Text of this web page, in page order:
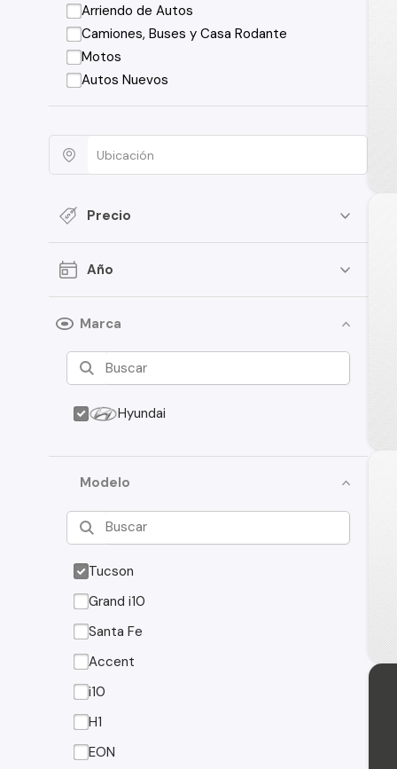
Arriendo de Autos
Camiones, Buses y Casa Rodante
Motos
Autos Nuevos
Precio
Año
Marca
Hyundai
Modelo
Tucson
Grand i10
Santa Fe
Accent
i10
H1
EON